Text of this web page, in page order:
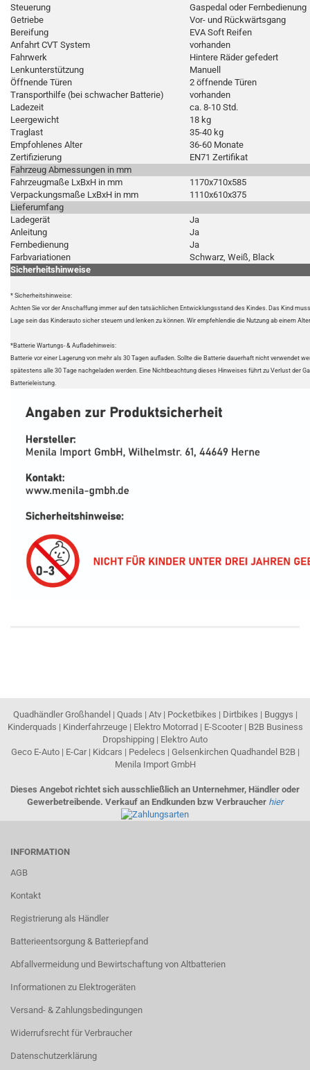
Steuerung
Gaspedal oder Fernbedienung
Getriebe
Vor- und Rückwärtsgang
Bereifung
EVA Soft Reifen
Anfahrt CVT System
vorhanden
Fahrwerk
Hintere Räder gefedert
Lenkunterstützung
Manuell
Öffnende Türen
2 öffnende Türen
Transporthilfe (bei schwacher Batterie)
vorhanden
Ladezeit
ca. 8-10 Std.
Leergewicht
18 kg
Traglast
35-40 kg
Empfohlenes Alter
36-60 Monate
Zertifizierung
EN71 Zertifikat
Fahrzeug Abmessungen in mm
Fahrzeugmaße LxBxH in mm
1170x710x585
Verpackungsmaße LxBxH in mm
1110x610x375
Lieferumfang
Ladegerät
Ja
Anleitung
Ja
Fernbedienung
Ja
Farbvariationen
Schwarz, Weiß, Black
Sicherheitshinweise
* Sicherheitshinweise:
Achten Sie vor der Anschaffung immer auf den tatsächlichen Entwicklungsstand des Kindes. Das Kind
Lage sein das Kinderauto sicher steuern und lenken zu können. Wir empfehlendie die Nutzung ab einem
*Batterie Wartungs- & Aufladehinweis:
Batterie vor einer Lagerung von mehr als 30 Tagen aufladen. Sollte die Batterie dauerhaft nicht verwendet
spätestens alle 30 Tage nachgeladen werden. Eine Nichtbeachtung dieses Hinweises führt zu Verlust der
Batterieleistung.
Quadhändler Großhandel | Quads | Atv | Pocketbikes | Dirtbikes | Buggys |
Kinderquads | Kinderfahrzeuge | Elektro Motorrad | E-Scooter | B2B Business
Dropshipping | Elektro Auto
Geco E-Auto | E-Car | Kidcars | Pedelecs | Gelsenkirchen Quadhandel B2B |
Menila Import GmbH
Dieses Angebot richtet sich ausschließlich an Unternehmer, Händler oder
Gewerbetreibende. Verkauf an Endkunden bzw Verbraucher hier
INFORMATION
AGB
Kontakt
Registrierung als Händler
Batterieentsorgung & Batteriepfand
Abfallvermeidung und Bewirtschaftung von Altbatterien
Informationen zu Elektrogeräten
Versand- & Zahlungsbedingungen
Widerrufsrecht für Verbraucher
Datenschutzerklärung